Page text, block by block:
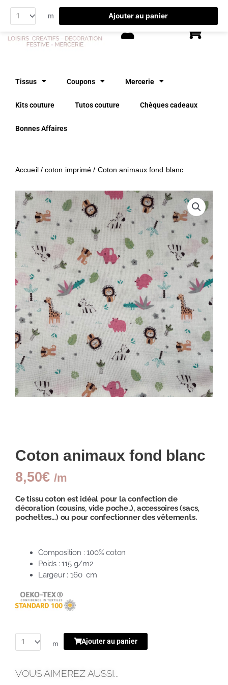
contenu
Tissus Coupons Mercerie
Kits couture Tutos couture Chèques cadeaux
Bonnes Affaires
Accueil/coton imprimé / Coton animaux fond blanc
Coton animaux fond blanc
8,50€ /m
Ce tissu coton est idéal pour la confection de
décoration (cousins, vide poche..), accessoires (sacs,
pochettes…) ou pour confectionner des vêtements.
Composition : 100% coton
Poids : 115 g/m2
Largeur : 160 cm
m Ajouter au panier
VOUS AIMEREZ AUSSI...
m Ajouter au panier